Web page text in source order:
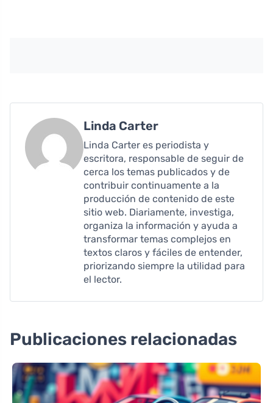
Linda Carter
Linda Carter es periodista y
escritora, responsable de seguir de
cerca los temas publicados y de
contribuir continuamente a la
producción de contenido de este
sitio web. Diariamente, investiga,
organiza la información y ayuda a
transformar temas complejos en
textos claros y fáciles de entender,
priorizando siempre la utilidad para
el lector.
Publicaciones relacionadas